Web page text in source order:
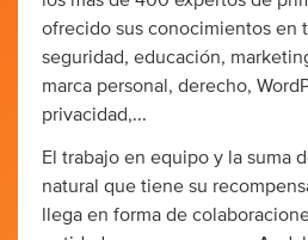
ofrecido sus conocimientos en
seguridad, educación,
marca personal, derecho,
privacidad,...
El trabajo en equipo y la suma
natural que tiene su
llega en forma de